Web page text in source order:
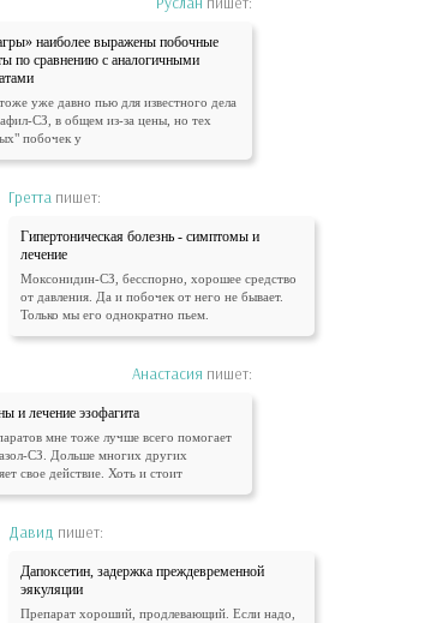
наиболее выражены побочные
по сравнению с аналогичными
уже давно пью для известного дела
СЗ, в общем из-за цены, но тех
побочек у
Гретта пишет:
Гипертоническая болезнь - симптомы и
лечение
Моксонидин-СЗ, бесспорно, хорошее средство
от давления. Да и побочек от него не бывает.
Только мы его однократно пьем.
Анастасия пишет:
и лечение эзофагита
мне тоже лучше всего помогает
СЗ. Дольше многих других
свое действие. Хоть и стоит
Давид пишет:
Дапоксетин, задержка преждевременной
эякуляции
Препарат хороший, продлевающий. Если надо,